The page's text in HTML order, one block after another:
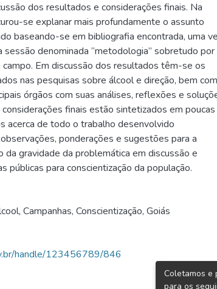
dos resultados e considerações finais. Na
se explanar mais profundamente o assunto
baseando-se em bibliografia encontrada, uma
sessão denominada “metodologia” sobretudo por
Em discussão dos resultados têm-se os
nas pesquisas sobre álcool e direção, bem
órgãos com suas análises, reflexões e
finais estão sintetizados em poucas
acerca de todo o trabalho desenvolvido
ponderações e sugestões para a
da gravidade da problemática em discussão e
públicas para conscientização da população.
, Campanhas, Conscientização, Goiás
handle/123456789/846
Coletamos e
para os